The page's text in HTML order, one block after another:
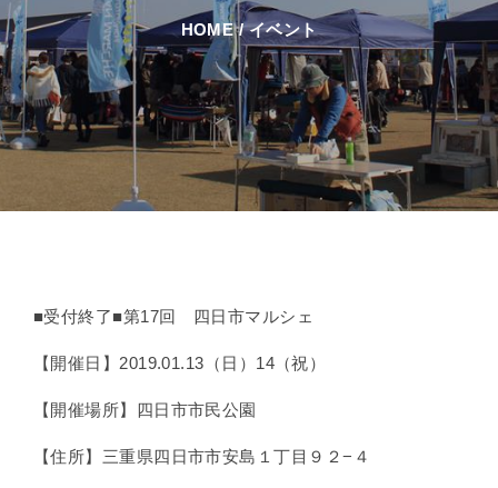
HOME/イベント
■受付終了■第17回 四日市マルシェ
【開催日】2019.01.13（日）14（祝）
【開催場所】四日市市民公園
【住所】三重県四日市市安島１丁目９２−４